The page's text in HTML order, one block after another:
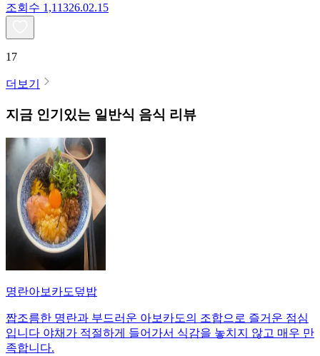
조회수 1,11326.02.15
17
더보기
지금 인기있는 일반식 음식 리뷰
명란아보카도덮밥
짭조름한 명란과 부드러운 아보카도의 조합으로 즐거운 점심
입니다 야채가 적절하게 들어가서 식감을 놓치지 않고 매우 만
족합니다.